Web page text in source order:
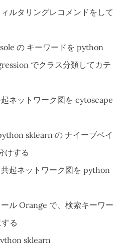
ルタリングレコメンドをして
の キーワードを python
でクラス分類してカテ
ネットワーク図を cytoscape
sklearn の ナイーブベイ
けする
起ネットワーク図を python
ル Orange で、検索キーワー
る
sklearn